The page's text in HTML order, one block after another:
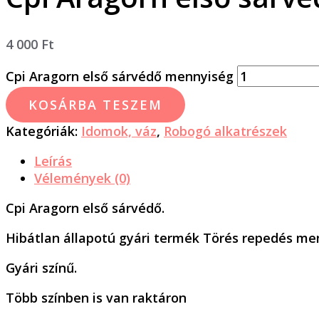
4 000 Ft
Cpi Aragorn első sárvédő mennyiség
KOSÁRBA TESZEM
Kategóriák: Idomok, váz, Robogó alkatrészek
Leírás
Vélemények (0)
Cpi Aragorn első sárvédő.
Hibátlan állapotú gyári termék Törés repedés
Gyári színű.
Több színben is van raktáron